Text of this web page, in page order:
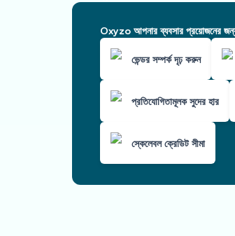
Oxyzo আপনার ব্যবসার প্রয়োজনের জন্য
ভেন্ডর সম্পর্ক দৃঢ় করুন
প্রতিযোগিতামূলক সুদের হার
স্কেলেবল ক্রেডিট সীমা